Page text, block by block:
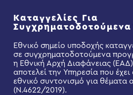
Καταγγελίες Για
Εθνικό σημείο υποδοχής
σε συγχρηματοδοτούμενα
η Εθνική Αρχή Διαφάνειας
αποτελεί την Υπηρεσία που
εθνικό συντονισμό για θέματα
(Ν.4622/2019).